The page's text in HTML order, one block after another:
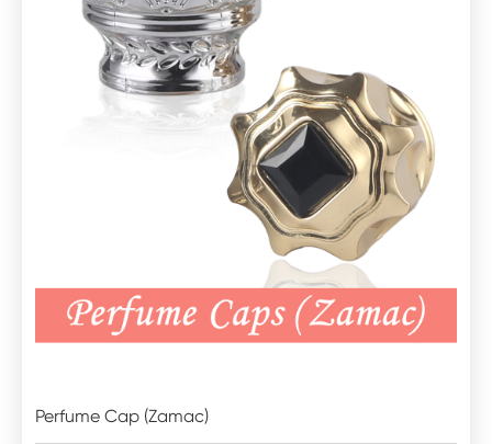
Perfume Cap (Zamac)